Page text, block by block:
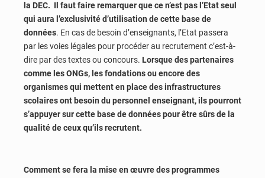
la DEC. Il faut faire remarquer que ce n’est pas l’Etat seul
qui aura l’exclusivité d’utilisation de cette base de
données. En cas de besoin d’enseignants, l’Etat passera
par les voies légales pour procéder au recrutement c’est-à-
dire par des textes ou concours. Lorsque des partenaires
comme les ONGs, les fondations ou encore des
organismes qui mettent en place des infrastructures
scolaires ont besoin du personnel enseignant, ils pourront
s’appuyer sur cette base de données pour être sûrs de la
qualité de ceux qu’ils recrutent.
Comment se fera la mise en œuvre des programmes